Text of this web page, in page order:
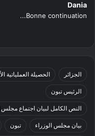
Dania
Bonne continuation...
الجزائر الحصيلة
الرئيس تبون
النص الكامل لبيان اجتماع مجلس
بيان مجلس الوزراء تبون